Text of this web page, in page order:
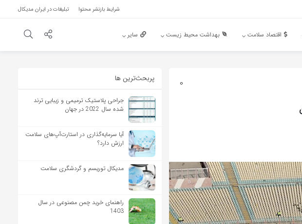
شرایط بازنشر محتوا تبلیغات در ایران مدیکال
اقتصاد سلامت بهداشت محیط زیست سایر
0 پربحث‌‌ترین ها
جراحی پلاستیک ترمیمی و زیبایی ترند
شده سال 2022 در جهان
آیا سرمایه‌گذاری در استارت‌آپ‌های سلامت
ارزش دارد؟
مدیکال توریسم و گردشگری سلامت
راهنمای خرید چمن مصنوعی در سال
1403